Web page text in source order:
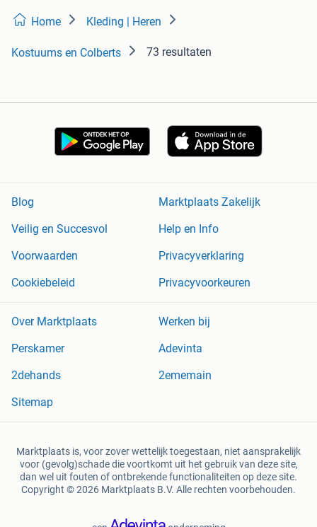
Home Kleding | Heren
Kostuums en Colberts 73 resultaten
Blog
Marktplaats Zakelijk
Veilig en Succesvol
Help en Info
Voorwaarden
Privacyverklaring
Cookiebeleid
Privacyvoorkeuren
Over Marktplaats
Werken bij
Perskamer
Adevinta
2dehands
2ememain
Sitemap
Marktplaats is, voor zover wettelijk toegestaan, niet aansprakelijk
voor (gevolg)schade die voortkomt uit het gebruik van deze site,
dan wel uit fouten of ontbrekende functionaliteiten op deze site.
Copyright © 2026 Marktplaats B.V. Alle rechten voorbehouden.